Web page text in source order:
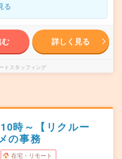
る
む 詳しく見る
トスタッフィング
時～【リクルー
の事務
在宅・リモート